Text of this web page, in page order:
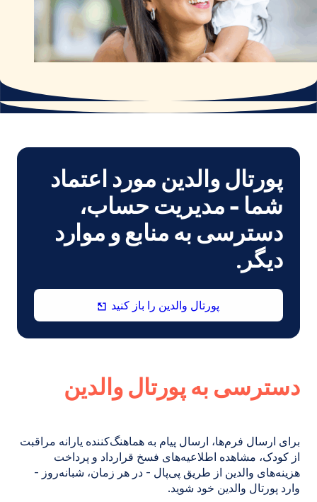
پورتال والدین مورد اعتماد
شما - مدیریت حساب،
دسترسی به منابع و موارد
دیگر.
پورتال والدین را باز کنید
(در
پنجره
جدید
دسترسی به پورتال والدین
برای ارسال فرم‌ها، ارسال پیام به هماهنگ‌کننده یارانه مراقبت
از کودک، مشاهده اطلاعیه‌های فسخ قرارداد و پرداخت
هزینه‌های والدین از طریق پی‌پال - در هر زمان، شبانه‌روز -
وارد پورتال والدین خود شوید.